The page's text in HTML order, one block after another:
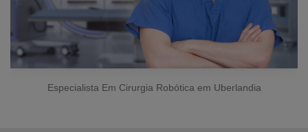
Especialista Em Cirurgia Robótica em Uberlandia